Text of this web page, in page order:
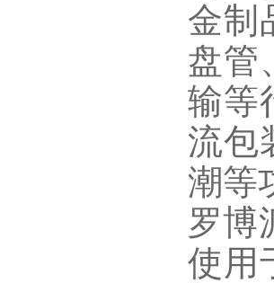
金制
盘管
输等
流包
潮等
罗博
使用